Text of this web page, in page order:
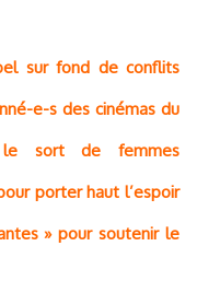
sur fond de conflits
e-s des cinémas du
sort de femmes
porter haut l’espoir
» pour soutenir le